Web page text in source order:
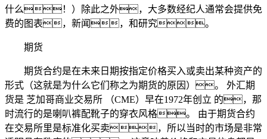
什么！）除此之外，大多数经纪人通常会提供免
费的图表，新闻，和研究。
期货
期货合约是在未来日期按指定价格买入或卖出某种资产的
形式（这就是为什么它们称之为期货的原因）。 外汇期
货是 芝加哥商业交易所 （CME）早在1972年创立 的，那
时流行的是喇叭裤配靴子的穿衣风格。 由于期货合约
在交易所里是标准化买卖，所以当时的市场是非常